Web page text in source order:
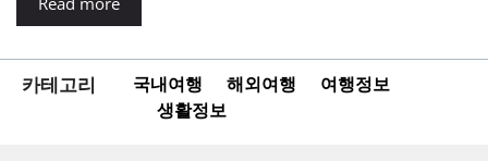
카테고리 국내여행 해외여행
여행정보
생활정보